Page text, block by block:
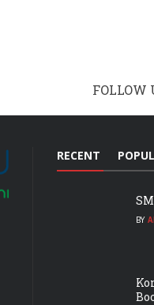
FOLLOW
RECENT
BY